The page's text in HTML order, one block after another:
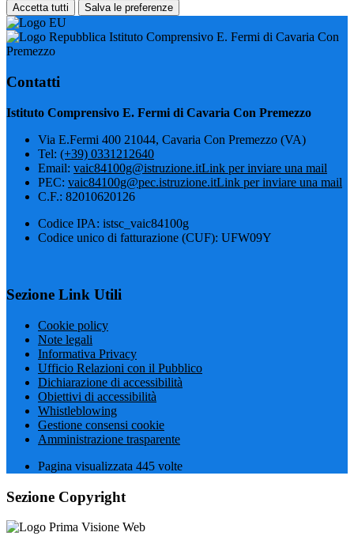
Accetta tutti Salva le preferenze
Istituto Comprensivo E. Fermi di Cavaria Con
Premezzo
Contatti
Istituto Comprensivo E. Fermi di Cavaria Con Premezzo
Via E.Fermi 400 21044, Cavaria Con Premezzo (VA)
Tel: (+39) 0331212640
Email: vaic84100g@istruzione.itLink per inviare una mail
PEC: vaic84100g@pec.istruzione.itLink per inviare una mail
C.F.: 82010620126
Codice IPA: istsc_vaic84100g
Codice unico di fatturazione (CUF): UFW09Y
Sezione Link Utili
Cookie policy
Note legali
Informativa Privacy
Ufficio Relazioni con il Pubblico
Dichiarazione di accessibilità
Obiettivi di accessibilità
Whistleblowing
Gestione consensi cookie
Amministrazione trasparente
Pagina visualizzata 445 volte
Sezione Copyright